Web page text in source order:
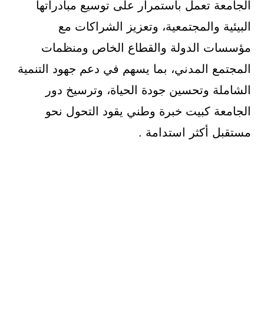
الجامعة تعمل باستمرار على توسيع مبادراتها
البيئية والمجتمعية، وتعزيز الشراكات مع
مؤسسات الدولة والقطاع الخاص ومنظمات
المجتمع المدني، بما يسهم في دعم جهود التنمية
الشاملة وتحسين جودة الحياة، وترسيخ دور
الجامعة كبيت خبرة وطني يقود التحول نحو
مستقبل أكثر استدامة .